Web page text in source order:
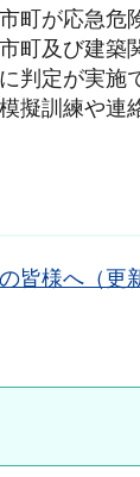
町が応急危
町及び建築
判定が実施
擬訓練や連
皆様へ（更